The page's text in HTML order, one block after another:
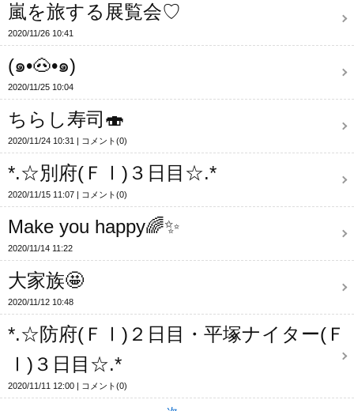
嵐を旅する展覧会♡
2020/11/26 10:41
(๑•🐽•๑)
2020/11/25 10:04
ちらし寿司🍣
2020/11/24 10:31 コメント(0)
*.☆別府(ＦⅠ)３日目☆.*
2020/11/15 11:07 コメント(0)
Make you happy🌈✨
2020/11/14 11:22
大家族🤩
2020/11/12 10:48
*.☆防府(ＦⅠ)２日目・平塚ナイター(Ｆ
Ⅰ)３日目☆.*
2020/11/11 12:00 コメント(0)